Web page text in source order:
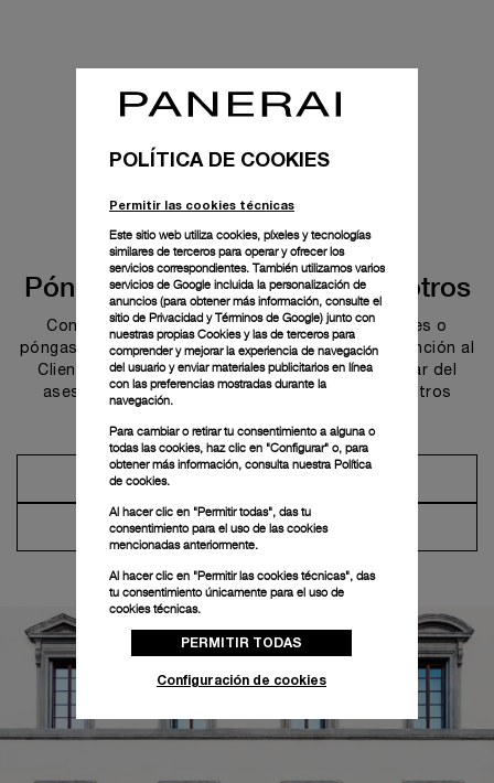
Póngase en contacto con nosotros
Concierte una cita en una de nuestras boutiques o
póngase en contacto con nuestro Servicio de Atención al
Cliente para descubrir las colecciones o disfrutar del
asesoramiento y los servicios que ofrecen nuestros
Atención al Cliente
POLÍTICA DE COOKIES
Permitir las cookies técnicas
Este sitio web utiliza cookies, píxeles y tecnologías
similares de terceros para operar y ofrecer los
servicios correspondientes. También utilizamos varios
servicios de Google incluida la personalización de
anuncios (para obtener más información, consulte el
sitio de Privacidad y Términos de Google) junto con
nuestras propias Cookies y las de terceros para
comprender y mejorar la experiencia de navegación
del usuario y enviar materiales publicitarios en línea
con las preferencias mostradas durante la
navegación.
Para cambiar o retirar tu consentimiento a alguna o
todas las cookies, haz clic en "Configurar" o, para
obtener más información, consulta nuestra Política
de cookies.
Al hacer clic en "Permitir todas", das tu
consentimiento para el uso de las cookies
mencionadas anteriormente.
Al hacer clic en "Permitir las cookies técnicas", das
tu consentimiento únicamente para el uso de
cookies técnicas.
PERMITIR TODAS
Configuración de cookies